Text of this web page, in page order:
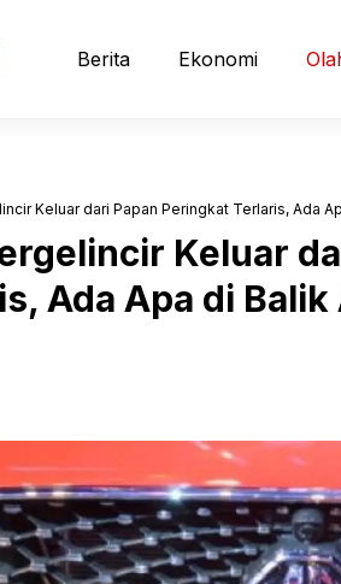
Berita Ekonomi
Keluar dari Papan Peringkat Terlaris, Ada
Keluar
Ada Apa di